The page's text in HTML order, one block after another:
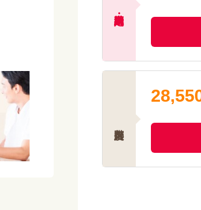
エネルギー：151kcal
たんぱく質：12.0g
炭水化物 ：12.5g
塩分相当量：1.3g
【アレルゲン(28品目中)】
【献立名】 牛肉と野菜のオ
エネルギー：165kcal
たんぱく質：6.3g